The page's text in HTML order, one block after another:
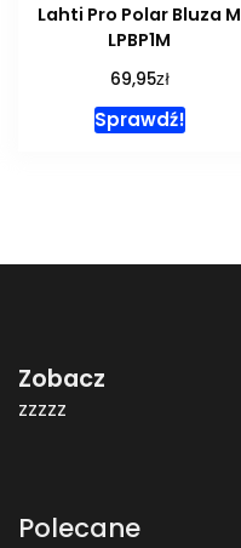
Lahti Pro Polar Bluza M
LPBP1M
69,95zł
Sprawdź!
Zobacz
zzzzz
Polecane